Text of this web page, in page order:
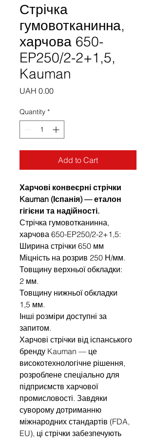
Стрічка
гумовотканинна,
харчова 650-
EP250/2-2+1,5,
Kauman
UAH 0.00Price
Quantity *
Add to Cart
Харчові конвеєрні стрічки
Kauman (Іспанія) — еталон
гігієни та надійності.
Стрічка гумовотканинна,
харчова 650-EP250/2-2+1,5:
Ширина стрічки 650 мм
Міцність на розрив 250 Н/мм.
Товщину верхньої обкладки:
2 мм.
Товщину нижньої обкладки
1,5 мм.
Інші розміри доступні за
запитом.
Харчові стрічки від іспанського
бренду Kauman — це
високотехнологічне рішення,
розроблене спеціально для
підприємств харчової
промисловості. Завдяки
суворому дотриманню
міжнародних стандартів (FDA,
EU), ці стрічки забезпечують